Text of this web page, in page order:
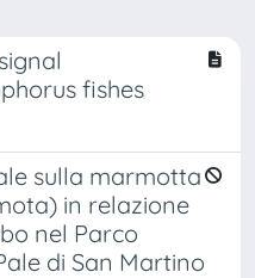
fishes
sulla marmotta
in relazione
nel Parco
di San Martino